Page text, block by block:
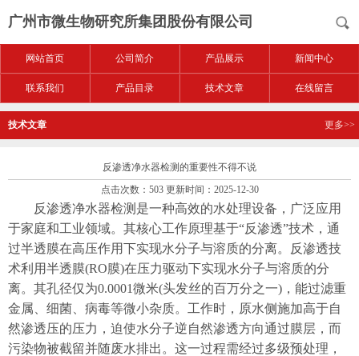
广州市微生物研究所集团股份有限公司
网站首页 公司简介 产品展示 新闻中心
联系我们 产品目录 技术文章 在线留言
技术文章 更多>>
反渗透净水器检测的重要性不得不说
点击次数：503 更新时间：2025-12-30
反渗透净水器检测是一种高效的水处理设备，广泛应用
于家庭和工业领域。其核心工作原理基于“反渗透”技术，通
过半透膜在高压作用下实现水分子与溶质的分离。反渗透技
术利用半透膜(RO膜)在压力驱动下实现水分子与溶质的分
离。其孔径仅为0.0001微米(头发丝的百万分之一)，能过滤重
金属、细菌、病毒等微小杂质。工作时，原水侧施加高于自
然渗透压的压力，迫使水分子逆自然渗透方向通过膜层，而
污染物被截留并随废水排出。这一过程需经过多级预处理，